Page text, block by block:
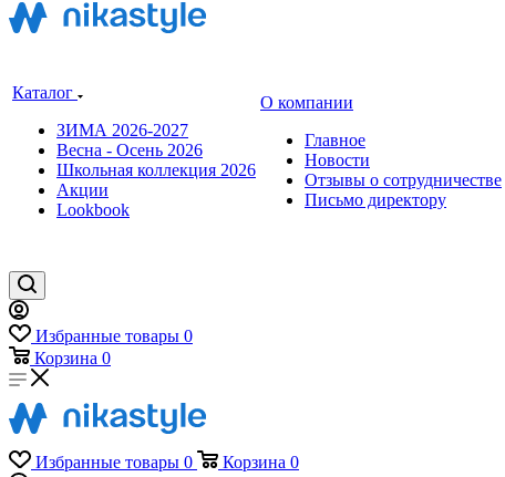
Каталог
ЗИМА 2026-2027
Весна - Осень 2026
Школьная коллекция 2026
Акции
Lookbook
О компании
Главное
Новости
Отзывы о сотрудничестве
Письмо директору
Избранные товары 0
Корзина 0
Избранные товары 0 Корзина 0